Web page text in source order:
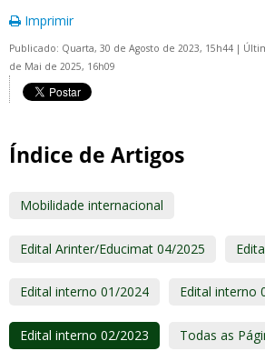
Imprimir
Publicado: Quarta, 30 de Agosto de 2023, 15h44 |
de Mai de 2025, 16h09
Índice de Artigos
Mobilidade internacional
Edital Arinter/Educimat 04/2025
Edital interno 01/2024 Edital interno
Edital interno 02/2023 Todas as